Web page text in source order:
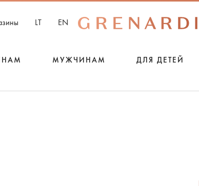
LT EN
МУЖЧИНАМ ДЛЯ ДЕТЕЙ